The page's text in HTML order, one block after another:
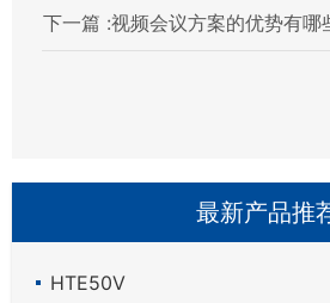
最新产品推
HTE50V
下一篇 :视频会议方案的优势有哪